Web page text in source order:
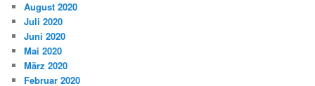
August 2020
Juli 2020
Juni 2020
Mai 2020
März 2020
Februar 2020